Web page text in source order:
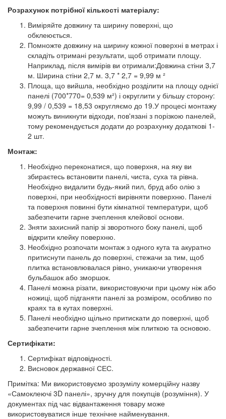
Розрахунок потрібної кількості матеріалу:
Виміряйте довжину та ширину поверхні, що
обклеюється.
Помножте довжину на ширину кожної поверхні в метрах і
складіть отримані результати, щоб отримати площу.
Наприклад, після вимірів ви отримали:Довжина стіни 3,7
м. Ширина стіни 2,7 м. 3,7 * 2,7 = 9,99 м ²
Площа, що вийшла, необхідно розділити на площу однієї
панелі (700*770= 0,539 м²) і округлити у більшу сторону:
9,99 / 0,539 = 18,53 округляємо до 19.У процесі монтажу
можуть виникнути відходи, пов'язані з порізкою панелей,
тому рекомендується додати до розрахунку додаткові 1-
2 шт.
Монтаж:
Необхідно переконатися, що поверхня, на яку ви
збираєтесь встановити панелі, чиста, суха та рівна.
Необхідно видалити будь-який пил, бруд або олію з
поверхні, при необхідності вирівняти поверхню. Панелі
та поверхня повинні бути кімнатної температури, щоб
забезпечити гарне зчеплення клейової основи.
Зняти захисний папір зі зворотного боку панелі, щоб
відкрити клейку поверхню.
Необхідно розпочати монтаж з одного кута та акуратно
притиснути панель до поверхні, стежачи за тим, щоб
плитка встановлювалася рівно, уникаючи утворення
бульбашок або зморшок.
Панелі можна різати, використовуючи при цьому ніж або
ножиці, щоб підганяти панелі за розміром, особливо по
краях та в кутах поверхні.
Панелі необхідно щільно притискати до поверхні, щоб
забезпечити гарне зчеплення між плиткою та основою.
Сертифікати:
Сертифікат відповідності.
Висновок державної СЕС.
Примітка: Ми використовуємо зрозумілу комерційну назву
«Самоклеючі 3D панелі», зручну для покупців (розуміння). У
документах під час відвантаження товару може
використовуватися інше технічне найменування.